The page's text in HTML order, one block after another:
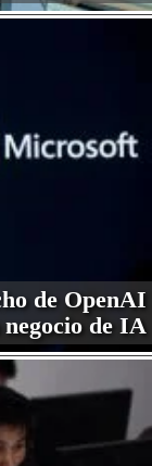
de OpenAI
de IA